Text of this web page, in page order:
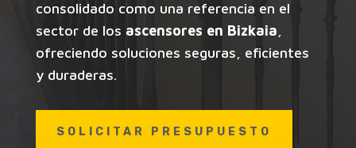
consolidado como una referencia en el
sector de los ascensores en Bizkaia
ofreciendo soluciones seguras, eficientes
y duraderas.
SOLICITAR PRESUPUESTO